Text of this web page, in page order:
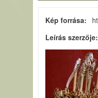
Kép forrása
Leírás szerzője